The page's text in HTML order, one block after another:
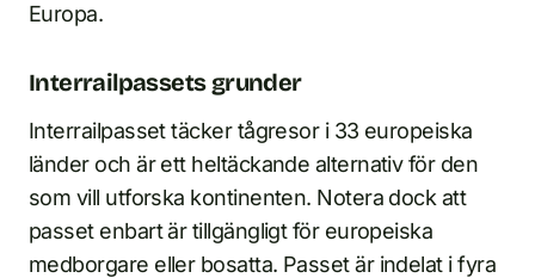
Europa.
Interrailpassets grunder
Interrailpasset täcker tågresor i 33 europeiska
länder och är ett heltäckande alternativ för den
som vill utforska kontinenten. Notera dock att
passet enbart är tillgängligt för europeiska
medborgare eller bosatta. Passet är indelat i fyra